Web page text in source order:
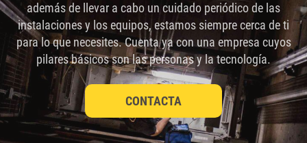
además de llevar a cabo un cuidado periódico de las
instalaciones y los equipos, estamos siempre cerca de ti
para lo que necesites. Cuenta ya con una empresa cuyos
pilares básicos son las personas y la tecnología.
CONTACTA